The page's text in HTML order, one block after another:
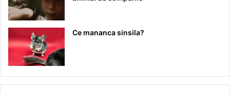
Ce mananca sinsila?